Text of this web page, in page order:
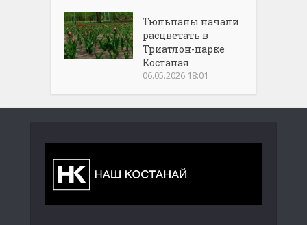
Тюльпаны начали
расцветать в
Триатлон-парке
Костаная
06.05.2026 18:01